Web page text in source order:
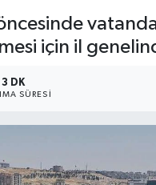
için il
3 DK
SÜRESI